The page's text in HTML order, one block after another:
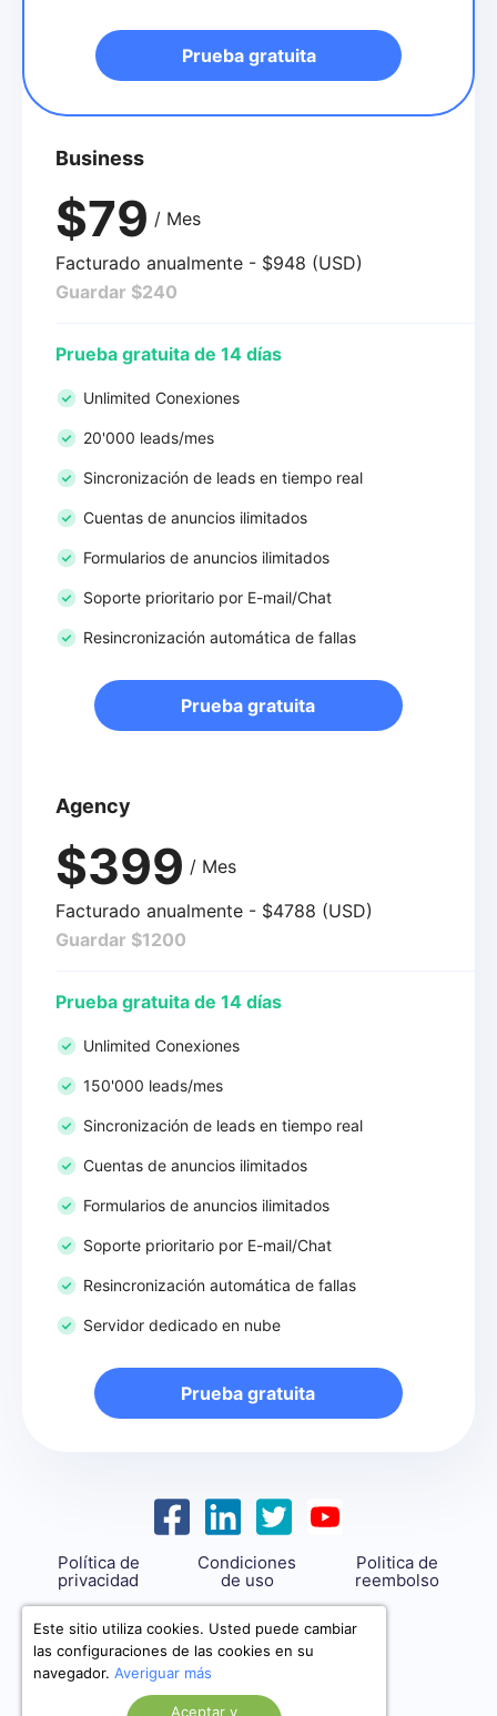
Prueba gratuita
Business
$79 / Mes
Facturado anualmente - $948 (USD)
Guardar $240
Prueba gratuita de 14 días
Unlimited Conexiones
20'000 leads/mes
Sincronización de leads en tiempo real
Cuentas de anuncios ilimitados
Formularios de anuncios ilimitados
Soporte prioritario por E-mail/Chat
Resincronización automática de fallas
Prueba gratuita
Agency
$399 / Mes
Facturado anualmente - $4788 (USD)
Guardar $1200
Prueba gratuita de 14 días
Unlimited Conexiones
150'000 leads/mes
Sincronización de leads en tiempo real
Cuentas de anuncios ilimitados
Formularios de anuncios ilimitados
Soporte prioritario por E-mail/Chat
Resincronización automática de fallas
Servidor dedicado en nube
Prueba gratuita
Política de
privacidad
Condiciones
de uso
Politica de
reembolso
support@savemyleads.com
Este sitio utiliza cookies. Usted puede cambiar
las configuraciones de las cookies en su
navegador. Averiguar más
Aceptar y